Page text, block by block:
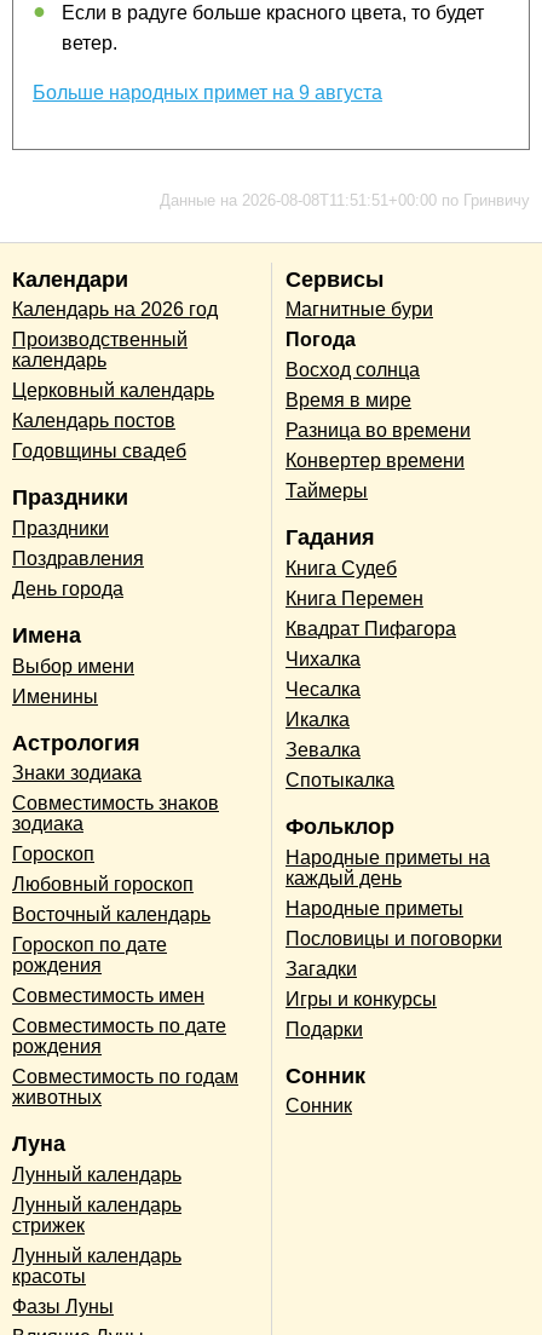
Если в радуге больше красного цвета, то будет
ветер.
Больше народных примет на 9 августа
Данные на 2026-08-08T11:51:51+00:00 по Гринвичу
Календари
Календарь на 2026 год
Производственный
календарь
Церковный календарь
Календарь постов
Годовщины свадеб
Праздники
Праздники
Поздравления
День города
Имена
Выбор имени
Именины
Астрология
Знаки зодиака
Совместимость знаков
зодиака
Гороскоп
Любовный гороскоп
Восточный календарь
Гороскоп по дате
рождения
Совместимость имен
Совместимость по дате
рождения
Совместимость по годам
животных
Луна
Лунный календарь
Лунный календарь
стрижек
Лунный календарь
красоты
Фазы Луны
Сервисы
Магнитные бури
Погода
Восход солнца
Время в мире
Разница во времени
Конвертер времени
Таймеры
Гадания
Книга Судеб
Книга Перемен
Квадрат Пифагора
Чихалка
Чесалка
Икалка
Зевалка
Спотыкалка
Фольклор
Народные приметы на
каждый день
Народные приметы
Пословицы и поговорки
Загадки
Игры и конкурсы
Подарки
Сонник
Сонник